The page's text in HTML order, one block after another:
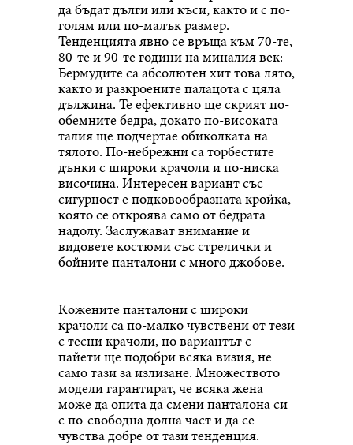
да бъдат дълги или къси, както и с по-
голям или по-малък размер.
Тенденцията явно се връща към 70-те,
80-те и 90-те години на миналия век:
Бермудите са абсолютен хит това лято,
както и разкроените палацота с цяла
дължина. Те ефективно ще скрият по-
обемните бедра, докато по-високата
талия ще подчертае обиколката на
тялото. По-небрежни са торбестите
дънки с широки крачоли и по-ниска
височина. Интересен вариант със
сигурност е подковообразната кройка,
която се откроява само от бедрата
надолу. Заслужават внимание и
видовете костюми със стрелички и
бойните панталони с много джобове.
Кожените панталони с широки
крачоли са по-малко чувствени от тези
с тесни крачоли, но вариантът с
пайети ще подобри всяка визия, не
само тази за излизане. Множеството
модели гарантират, че всяка жена
може да опита да смени панталона си
с по-свободна долна част и да се
чувства добре от тази тенденция.